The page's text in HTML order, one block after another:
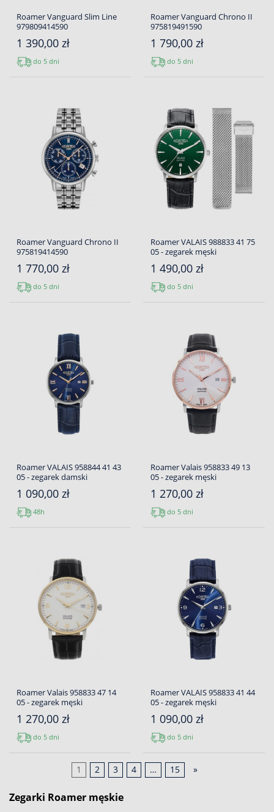
Roamer Vanguard Slim Line
979809414590
1 390,00 zł
do 5 dni
Roamer Vanguard Chrono II
975819491590
1 790,00 zł
do 5 dni
Roamer Vanguard Chrono II
975819414590
1 770,00 zł
do 5 dni
Roamer VALAIS 988833 41 75
05 - zegarek męski
1 490,00 zł
do 5 dni
Roamer VALAIS 958844 41 43
05 - zegarek damski
1 090,00 zł
48h
Roamer Valais 958833 49 13
05 - zegarek męski
1 270,00 zł
do 5 dni
Roamer Valais 958833 47 14
05 - zegarek męski
1 270,00 zł
do 5 dni
Roamer VALAIS 958833 41 44
05 - zegarek męski
1 090,00 zł
do 5 dni
1 2 3 4 … 15 »
Zegarki Roamer męskie